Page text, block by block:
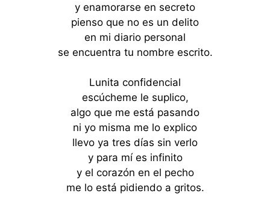
y enamorarse en secreto
pienso que no es un delito
en mi diario personal
se encuentra tu nombre escrito.
Lunita confidencial
escúcheme le suplico,
algo que me está pasando
ni yo misma me lo explico
llevo ya tres días sin verlo
y para mí es infinito
y el corazón en el pecho
me lo está pidiendo a gritos.